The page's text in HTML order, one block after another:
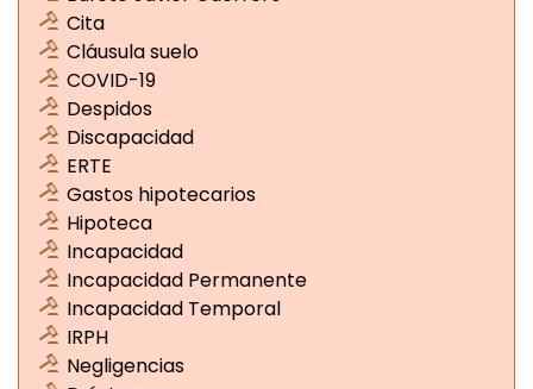
Cita
Cláusula suelo
COVID-19
Despidos
Discapacidad
ERTE
Gastos hipotecarios
Hipoteca
Incapacidad
Incapacidad Permanente
Incapacidad Temporal
IRPH
Negligencias